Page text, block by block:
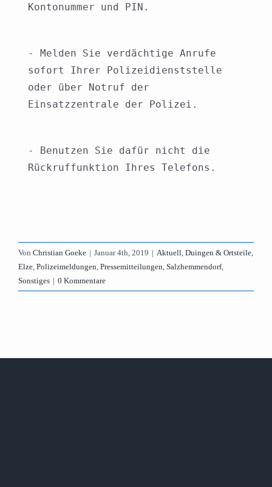
Kontonummer und PIN.
- Melden Sie verdächtige Anrufe
sofort Ihrer Polizeidienststelle
oder über Notruf der
Einsatzzentrale der Polizei.
- Benutzen Sie dafür nicht die
Rückruffunktion Ihres Telefons.
Von Christian Goeke | Januar 4th, 2019 | Aktuell Duingen & Ortsteile
Elze Polizeimeldungen Pressemitteilungen Salzhemmendorf,
Sonstiges | 0 Kommentare